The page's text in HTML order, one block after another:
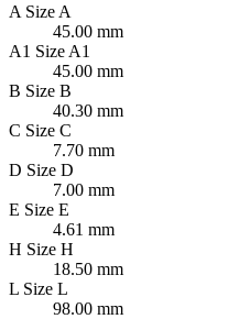
A Size A
45.00 mm
A1 Size A1
45.00 mm
B Size B
40.30 mm
C Size C
7.70 mm
D Size D
7.00 mm
E Size E
4.61 mm
H Size H
18.50 mm
L Size L
98.00 mm